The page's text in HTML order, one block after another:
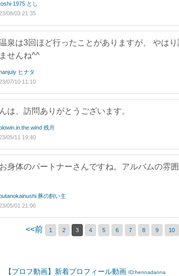
1975 とし
08/03 21:35
泉は3回ほど行ったことがありますが、 やは
せんね^^
ヒナタ
07/10 11:10
は、訪問ありがとうございます。
残月
05/11 19:40
身体のパートナーさんですね。アルバムの雰
豚の飼い主
05/01 21:06
<<前 1 2 3 4 5 6 7 8 9 10
【プロフ動画】新着プロフィール動画 ID:hennadanna